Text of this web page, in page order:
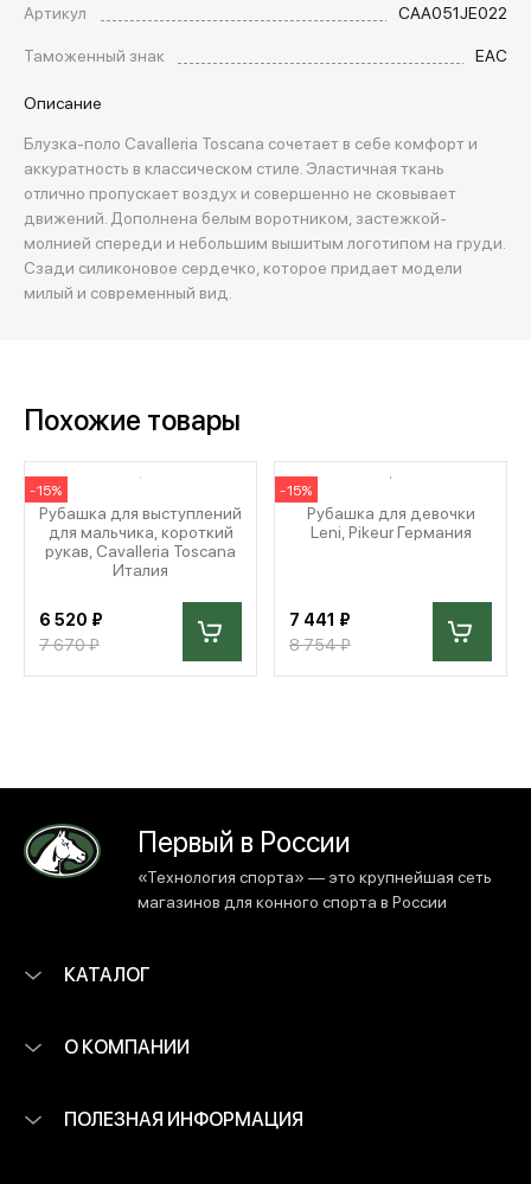
Артикул
CAA051JE022
Таможенный знак
EAC
Описание
Блузка-поло Cavalleria Toscana сочетает в себе комфорт и
аккуратность в классическом стиле. Эластичная ткань
отлично пропускает воздух и совершенно не сковывает
движений. Дополнена белым воротником, застежкой-
молнией спереди и небольшим вышитым логотипом на груди.
Сзади силиконовое сердечко, которое придает модели
милый и современный вид.
Похожие товары
-15%
Рубашка для выступлений
для мальчика, короткий
рукав, Cavalleria Toscana
Италия
6 520 ₽
7 670 ₽
-15%
Рубашка для девочки
Leni, Pikeur Германия
7 441 ₽
8 754 ₽
Первый в России
«Технология спорта» — это крупнейшая сеть
магазинов для конного спорта в России
КАТАЛОГ
О КОМПАНИИ
ПОЛЕЗНАЯ ИНФОРМАЦИЯ